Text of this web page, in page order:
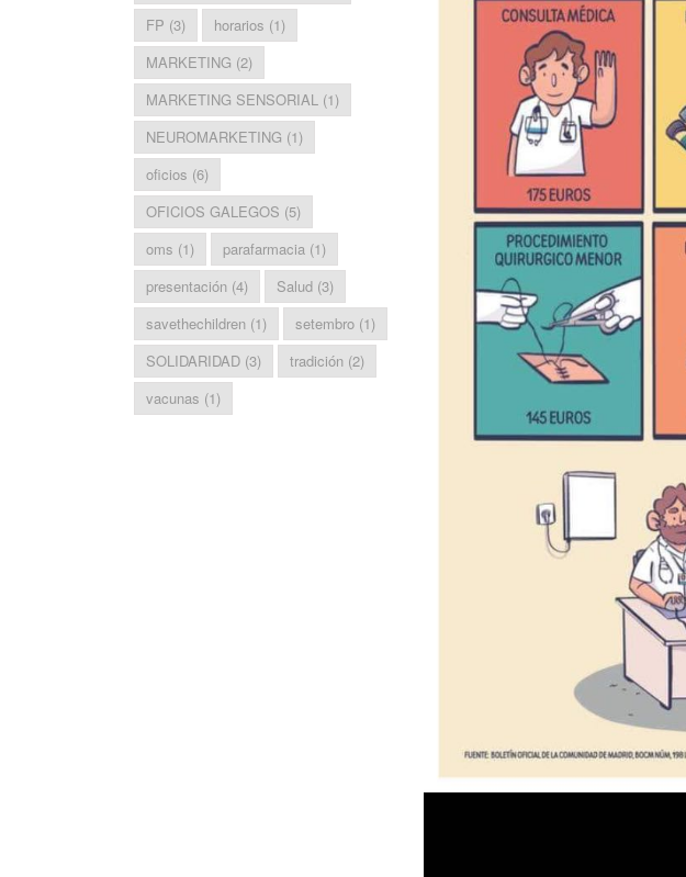
FP (3) horarios (1)
MARKETING (2)
MARKETING SENSORIAL (1)
NEUROMARKETING (1)
oficios (6)
OFICIOS GALEGOS (5)
oms (1) parafarmacia (1)
presentación (4) Salud (3)
savethechildren (1) setembro (1)
SOLIDARIDAD (3) tradición (2)
vacunas (1)